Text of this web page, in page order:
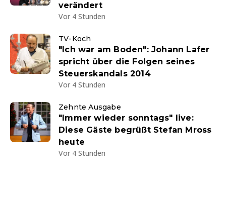
verändert
Vor 4 Stunden
TV-Koch
"Ich war am Boden": Johann Lafer
spricht über die Folgen seines
Steuerskandals 2014
Vor 4 Stunden
Zehnte Ausgabe
"Immer wieder sonntags" live:
Diese Gäste begrüßt Stefan Mross
heute
Vor 4 Stunden